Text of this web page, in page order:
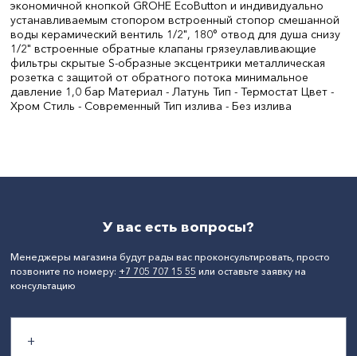
экономичной кнопкой GROHE EcoButton и индивидуально
устанавливаемым стопором встроенный стопор смешанной
воды керамический вентиль 1/2", 180° отвод для душа снизу
1/2" встроенные обратные клапаны грязеулавливающие
фильтры скрытые S-образные эксцентрики металлическая
розетка с защитой от обратного потока минимальное
давление 1,0 бар Материал - Латунь Тип - Термостат Цвет -
Хром Стиль - Современный Тип излива - Без излива
Бренд:
GROHE
У вас есть вопросы?
Менеджеры магазина будут рады вас проконсультировать, просто
позвоните по номеру: +7 705 707 15 55 или оставьте заявку на
консультацию